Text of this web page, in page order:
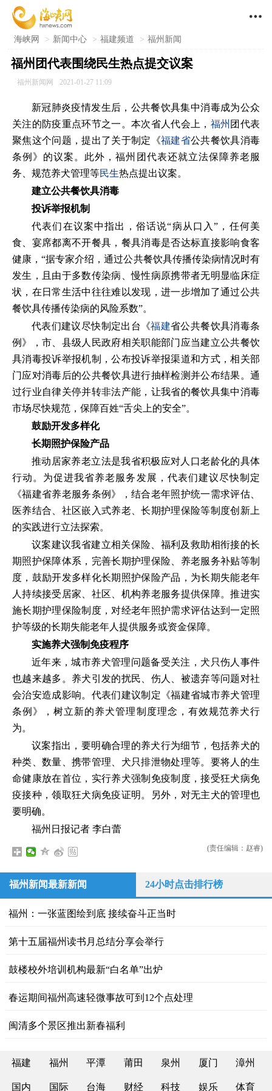

海峡网 > 新闻中心 > 福建频道 > 福州新闻
福州团代表围绕民生热点提交议案
福州新闻网 2021-01-27 11:09
新冠肺炎疫情发生后，公共餐饮具集中消毒成为公众
关注的防疫重点环节之一。本次省人代会上， 福州 团代表
聚焦这个问题，提出了关于制定《福建省公共餐饮具消毒
条例》的议案。此外，福州团代表还就立法保障养老服
务、规范养犬管理等民生热点提出议案。
建立公共餐饮具消毒
投诉举报机制
代表们在议案中指出，俗话说“病从口入”，任何美
食、宴席都离不开餐具，餐具消毒是否达标直接影响食客
健康，“据专家介绍，通过公共餐饮具传播传染病情况时有
发生，且由于多数传染病、慢性病原携带者无明显临床症
状，在日常生活中往往难以发现，进一步增加了通过公共
餐饮具传播传染病的风险系数”。
代表们建议尽快制定出台《福建省公共餐饮具消毒条
例》，市、县级人民政府相关职能部门应当建立公共餐饮
具消毒投诉举报机制，公布投诉举报渠道和方式，相关部
门应对消毒后的公共餐饮具进行抽样检测并公布结果。通
过行业自律关停并转非法产能，让我省的餐饮具集中消毒
市场尽快规范，保障百姓“舌尖上的安全”。
鼓励开发多样化
长期照护保险产品
推动居家养老立法是我省积极应对人口老龄化的具体
行动。为促进我省养老服务发展，代表们建议尽快制定
《福建省养老服务条例》，结合老年照护统一需求评估、
医养结合、社区嵌入式养老、长期护理保险等制度创新上
的实践进行立法探索。
议案建议我省建立相关保险、福利及救助相衔接的长
期照护保障体系，完善长期护理保险、养老服务补贴等制
度，鼓励开发多样化长期照护保险产品，为长期失能老年
人持续接受居家、社区、机构养老服务提供保障。推进实
施长期护理保险制度，对经老年照护需求评估达到一定照
护等级的长期失能老年人提供服务或资金保障。
实施养犬强制免疫程序
近年来，城市养犬管理问题备受关注，犬只伤人事件
也越来越多。养犬引发的扰民、伤人、被遗弃等问题对社
会治安造成影响。代表们建议制定《福建省城市养犬管理
条例》，树立新的养犬管理制度理念，有效规范养犬行
为。
议案指出，要明确合理的养犬行为细节，包括养犬的
种类、数量、携带管理、犬只排泄物处理等。要将人的生
命健康放在首位，实行养犬强制免疫制度，接受狂犬病免
疫接种，领取狂犬病免疫证明。另外，对无主犬的管理也
要明确。
福州日报记者 李白蕾
(责任编辑：赵睿)
福州新闻最新新闻 24小时点击排行榜
福州：一张蓝图绘到底 接续奋斗正当时
第十五届福州读书月总结分享会举行
鼓楼校外培训机构最新“白名单”出炉
春运期间福州高速轻微事故可到12个点处理
闽清多个景区推出新春福利
福建 福州 平潭 莆田 泉州 厦门 漳州
国内 国际 台海 财经 科技 娱乐 体育